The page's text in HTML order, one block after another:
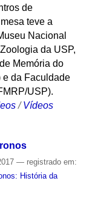
de
teve a
Nacional
da USP,
Memória do
e da Faculdade
USP).
/ Vídeos
— registrado em:
História da